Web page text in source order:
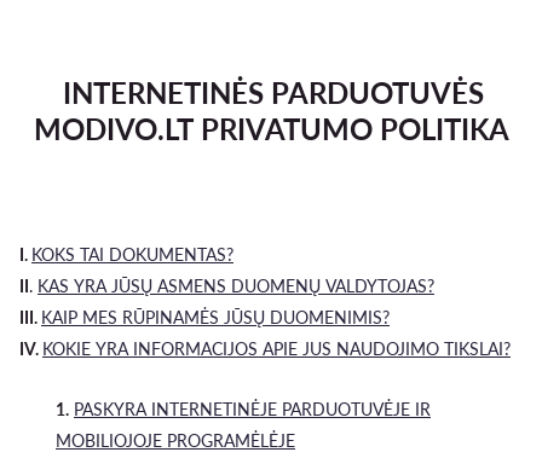
INTERNETINĖS PARDUOTUVĖS
MODIVO.LT PRIVATUMO POLITIKA
I. KOKS TAI DOKUMENTAS?
II. KAS YRA JŪSŲ ASMENS DUOMENŲ VALDYTOJAS?
III. KAIP MES RŪPINAMĖS JŪSŲ DUOMENIMIS?
IV. KOKIE YRA INFORMACIJOS APIE JUS NAUDOJIMO TIKSLAI?
1. PASKYRA INTERNETINĖJE PARDUOTUVĖJE IR
MOBILIOJOJE PROGRAMĖLĖJE